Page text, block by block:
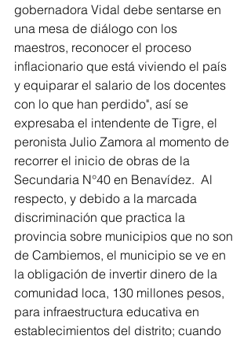
gobernadora Vidal debe sentarse en
una mesa de diálogo con los
maestros, reconocer el proceso
inflacionario que está viviendo el país
y equiparar el salario de los docentes
con lo que han perdido", así se
expresaba el intendente de Tigre, el
peronista Julio Zamora al momento de
recorrer el inicio de obras de la
Secundaria N°40 en Benavídez.  Al
respecto, y debido a la marcada
discriminación que practica la
provincia sobre municipios que no son
de Cambiemos, el municipio se ve en
la obligación de invertir dinero de la
comunidad loca, 130 millones pesos,
para infraestructura educativa en
establecimientos del distrito; cuando